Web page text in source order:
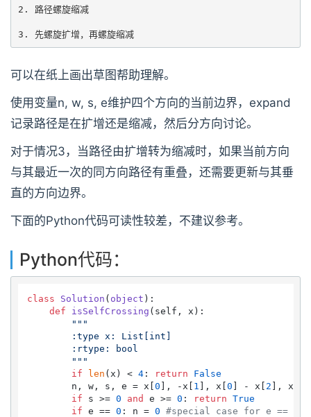
2. 路径螺旋缩减
3. 先螺旋扩增，再螺旋缩减
可以在纸上画出草图帮助理解。
使用变量n, w, s, e维护四个方向的当前边界，expand
记录路径是在扩增还是缩减，然后分方向讨论。
对于情况3，当路径由扩增转为缩减时，如果当前方向
与其最近一次的同方向路径有重叠，还需要更新与其垂
直的方向边界。
下面的Python代码可读性较差，不建议参考。
Python代码：
class Solution ( object ):
def
isSelfCrossing ( self, x ):
"""
        :type x: List[int]
        :rtype: bool
        """
if
len (x) < 4: return
False
        n, w, s, e = x[
0 ], -x[ 1 ], x[0 ] - x[ 2 ], x[
if s >= 0 and e >= 0 : return True
if e == 0 : n = 0 #special case for e == 0